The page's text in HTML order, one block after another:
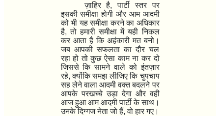
ज़ाहिर है,पार्टी स्तर पर
इसकी समीक्षा होगी और आम आदमी
को भी यह समीक्षा करने का अधिकार
है,तो हमारी समीक्षा में यही निकल
कर आता है कि अहंकारी मत बनो।
जब आपकी सफलता का दौर चल
रहा हो तो कुछ ऐसा काम ना कर दो
जिससे कि सामने वाले को इंतज़ार
रहे,क्योंकि समझ लीजिए कि चुपचाप
सह लेने वाला आदमी वक्त बदलने पर
आपके परखच्चे उड़ा देगा और वही
आज हुआ आम आदमी पार्टी के साथ।
उनके दिग्गज नेता जो हैं,वो हार गए।